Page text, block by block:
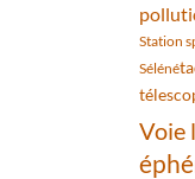
Station
Séléné
Voie